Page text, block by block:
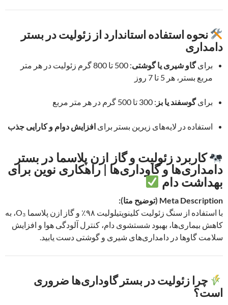
نحوه استفاده استاندارد از زئولیت در بستر
دامداری
برایگاو شیری یا گوشتی
: 500 تا 800 گرم زئولیت در هر متر
مربع بستر، هر 5 تا 7 روز
برایگوسفند یا بز : 300 تا 500 گرم در هر متر مربع
استفاده در لایه‌های زیرین بستر برای افزایش دوام و کارایی جذب
کاربرد زئولیت و گاز ازن پلاسما در بستر
دامداری‌ها و گاوداری‌ها | راهکاری نوین برای
بهداشت دام
Meta Description (توضیح متا):
با استفاده از سنگ زئولیت کلینوپتیلولیت ۹۸٪ و گاز ازن پلاسما O₃، به
کاهش بیماری‌ها، بهبود شستشوی دام، کنترل آلودگی هوا و افزایش
سلامت گاوها در دامداری‌های شیری و گوشتی دست یابید.
چرا زئولیت در بستر گاوداری‌ها ضروری
است؟